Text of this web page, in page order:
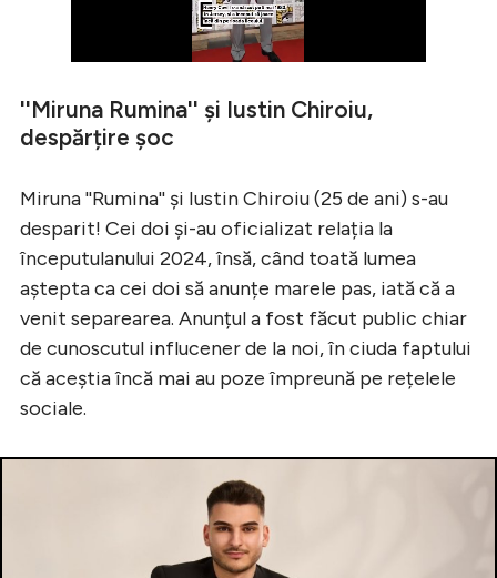
''Miruna Rumina'' și Iustin Chiroiu,
despărțire șoc
Miruna ''Rumina'' și Iustin Chiroiu (25 de ani) s-au
desparit! Cei doi și-au oficializat relația la
începutulanului 2024, însă, când toată lumea
aștepta ca cei doi să anunțe marele pas, iată că a
venit separearea. Anunțul a fost făcut public chiar
de cunoscutul influcener de la noi, în ciuda faptului
că aceștia încă mai au poze împreună pe rețelele
sociale.